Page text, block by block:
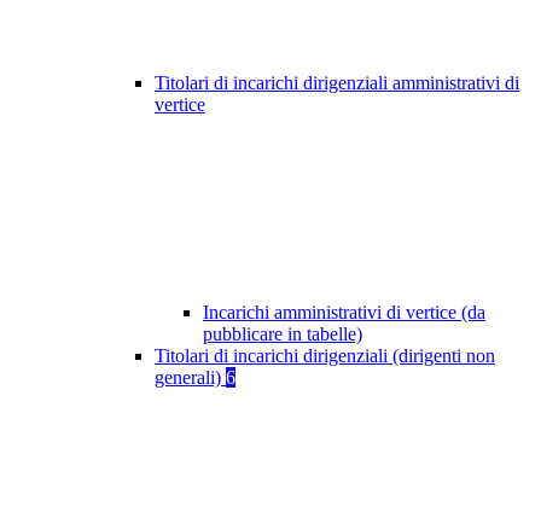
Titolari di incarichi dirigenziali amministrativi di
vertice
Incarichi amministrativi di vertice (da
pubblicare in tabelle)
Titolari di incarichi dirigenziali (dirigenti non
generali) 6